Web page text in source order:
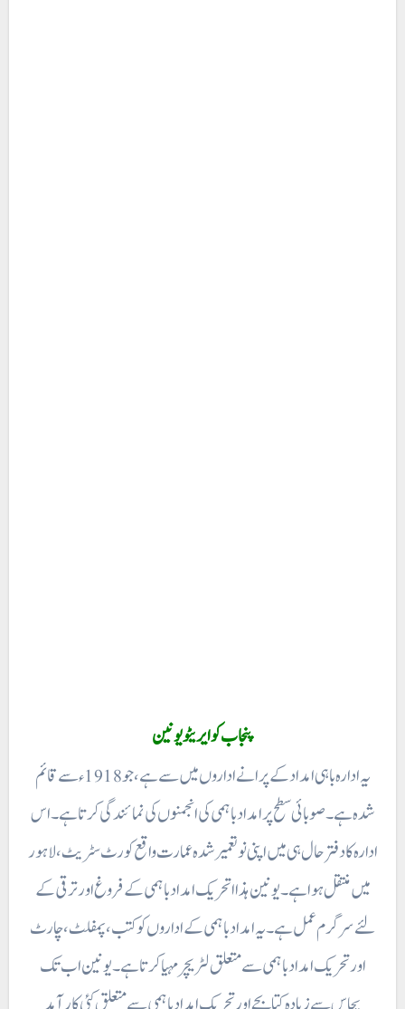
پنجاب کو ایر یٹو یونین
یہ ادارہ با ہی امداد کے پرانے اداروں میں سے ہے، جو 1918ء سے قائم
شدہ ہے۔ صوبائی سطح پر امداد باہمی کی انجمنوں کی نمائندگی کرتا ہے۔ اس
ادارہ کا دفتر حال ہی میں اپنی نو تعمیر شدہ عمارت واقع کورٹ سٹریٹ ، لاہور
میں منتقل ہوا ہے۔ یونین ہذا اتحریک امداد باہمی کے فروغ اور ترقی کے
لئے سر گرم عمل ہے۔ یہ امداد باہمی کے اداروں کو کتب ، پمفلٹ، چارٹ
اور تحریک امداد باہمی سے متعلق لٹریچر مہیا کرتا ہے۔ یونین اب تک